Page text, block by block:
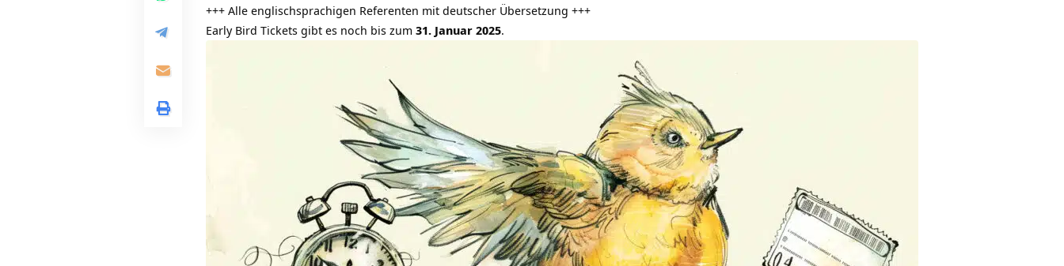
+++ Alle englischsprachigen Referenten mit deutscher Übersetzung +++
Early Bird Tickets gibt es noch bis zum 31. Januar 2025.